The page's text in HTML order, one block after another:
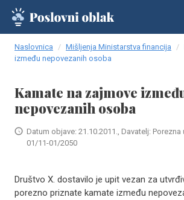
Naslovnica Mišljenja Ministarstva financija
između nepovezanih osoba
Kamate na zajmove
nepovezanih osoba
Datum objave: 21.10.2011., Davatelj: Porezna
01/11-01/2050
Društvo X. dostavilo je upit vezan za
porezno priznate kamate između